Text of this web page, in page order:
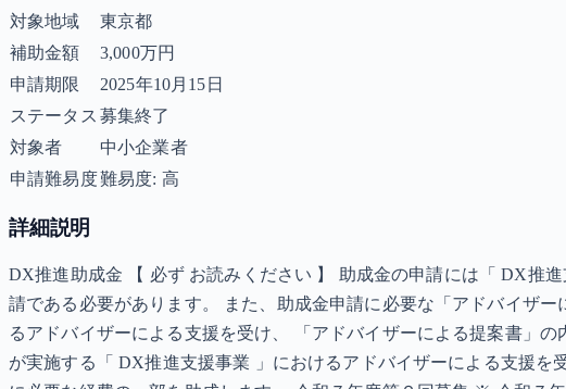
対象地域
東京都
補助金額
3,000万円
申請期限
2025年10月15日
ステータス 募集終了
対象者
中小企業者
申請難易度難易度: 高
詳細説明
DX推進助成金 【 必ず お読みください 】 助成金の申請には「 DX推
請である必要があります。 また、助成金申請に必要な「アドバイザ
るアドバイザーによる支援を受け、 「アドバイザーによる提案書」
が実施する「 DX推進支援事業 」におけるアドバイザーによる支援